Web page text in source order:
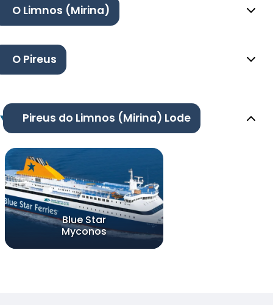
O Limnos (Mirina)
O Pireus
Pireus do Limnos (Mirina) Lode
Blue Star
Myconos